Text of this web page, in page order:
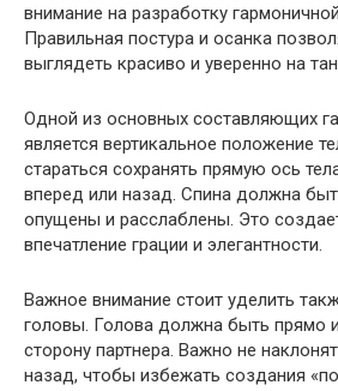
внимание на разработку
Правильная постура и осанка
выглядеть красиво и уверенно на
Одной из основных составляющих
является вертикальное положение
стараться сохранять прямую ось
вперед или назад. Спина должна
опущены и расслаблены. Это
впечатление грации и элегантности.
Важное внимание стоит уделить
головы. Голова должна быть прямо
сторону партнера. Важно не
назад, чтобы избежать создания